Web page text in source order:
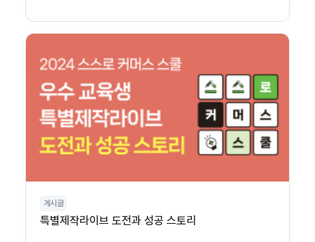
게시글
특별제작라이브 도전과 성공 스토리